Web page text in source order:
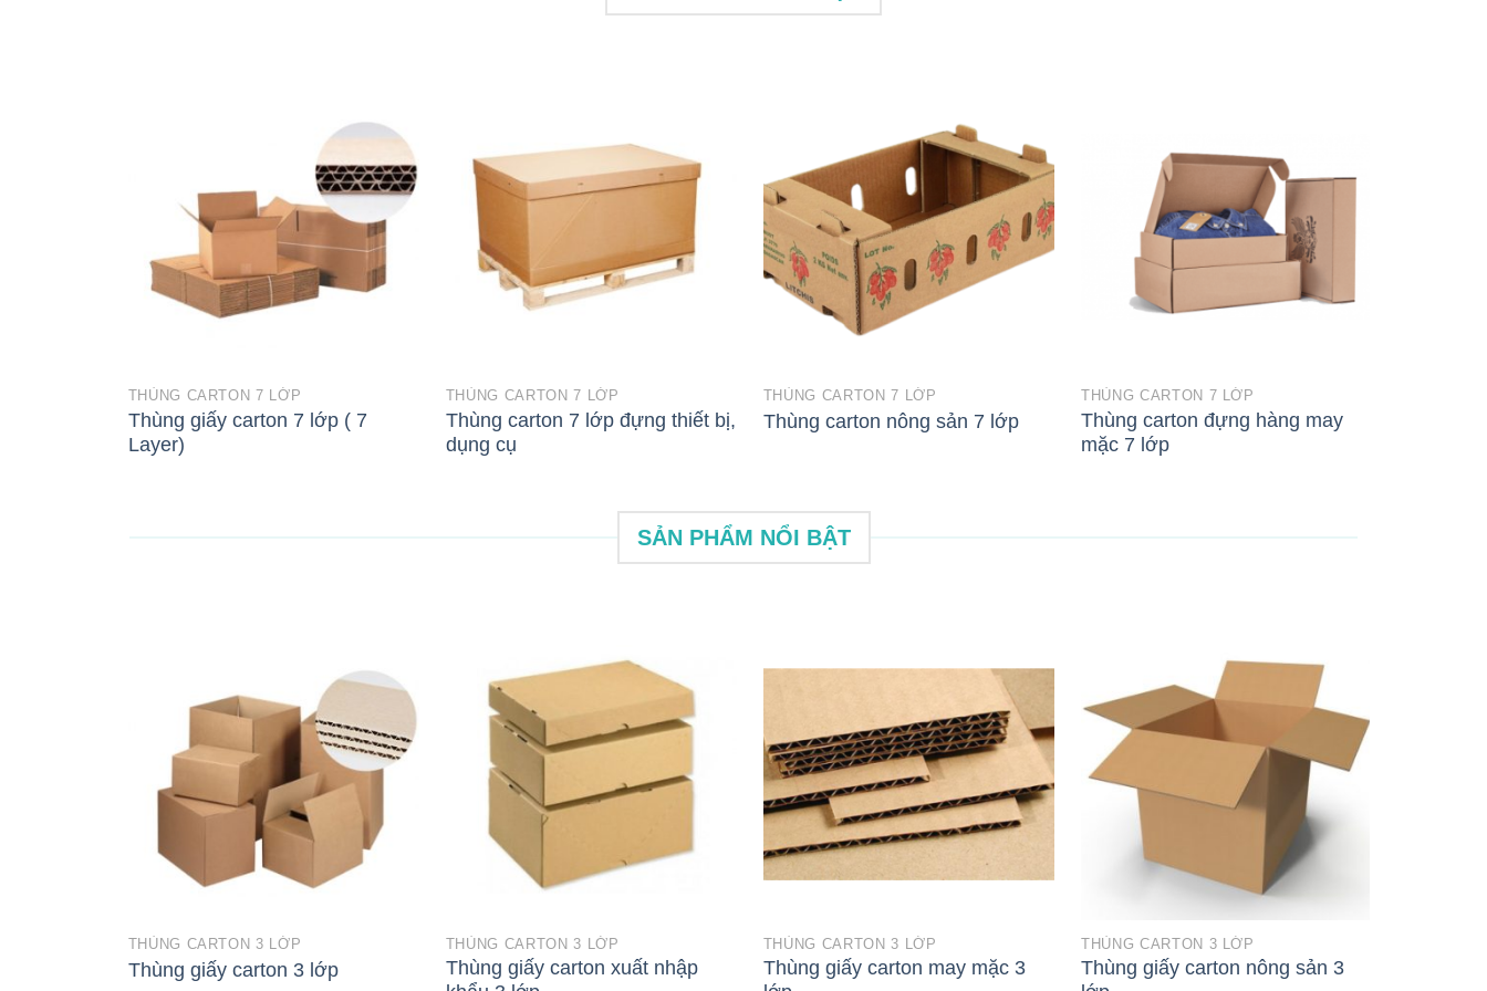
THÙNG CARTON 7 LỚP
Thùng giấy carton 7 lớp ( 7
Layer)
THÙNG CARTON 7 LỚP
Thùng carton 7 lớp đựng thiết bị,
dụng cụ
THÙNG CARTON 7 LỚP
Thùng carton nông sản 7 lớp
THÙNG CARTON 7 LỚP
Thùng carton đựng hàng may
mặc 7 lớp
SẢN PHẨM NỔI BẬT
THÙNG CARTON 3 LỚP
Thùng giấy carton 3 lớp
THÙNG CARTON 3 LỚP
Thùng giấy carton xuất nhập
THÙNG CARTON 3 LỚP
Thùng giấy carton may mặc 3
THÙNG CARTON 3 LỚP
Thùng giấy carton nông sản 3